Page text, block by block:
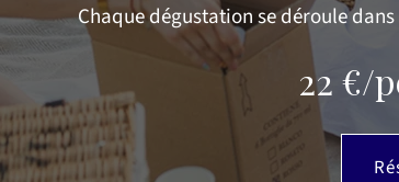
Chaque dégustation se déroule
22 €/